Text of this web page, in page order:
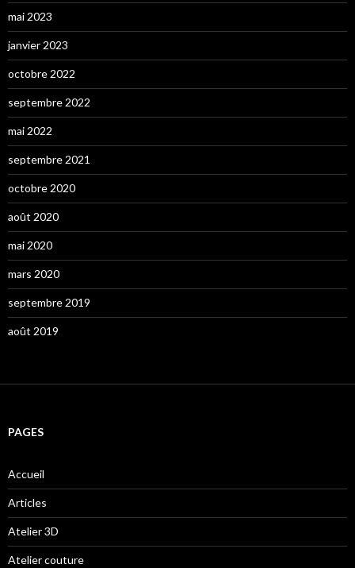
mai 2023
janvier 2023
octobre 2022
septembre 2022
mai 2022
septembre 2021
octobre 2020
août 2020
mai 2020
mars 2020
septembre 2019
août 2019
PAGES
Accueil
Articles
Atelier 3D
Atelier couture